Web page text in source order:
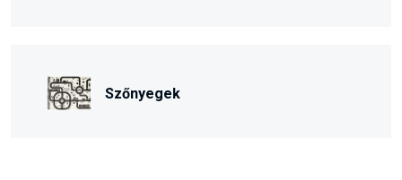
Szőnyegek